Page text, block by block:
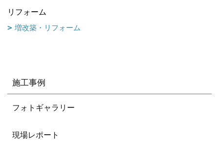
リフォーム
増改築・リフォーム
施工事例
フォトギャラリー
現場レポート